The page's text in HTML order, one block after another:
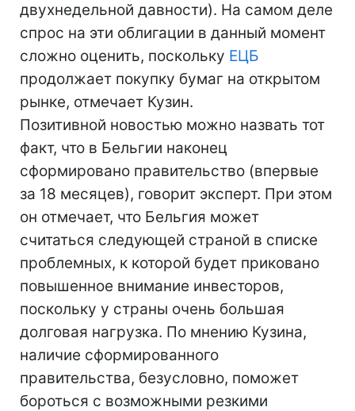
двухнедельной давности). На самом деле
спрос на эти облигации в данный момент
сложно оценить, поскольку ЕЦБ
продолжает покупку бумаг на открытом
рынке, отмечает Кузин.
Позитивной новостью можно назвать тот
факт, что в Бельгии наконец
сформировано правительство (впервые
за 18 месяцев), говорит эксперт. При этом
он отмечает, что Бельгия может
считаться следующей страной в списке
проблемных, к которой будет приковано
повышенное внимание инвесторов,
поскольку у страны очень большая
долговая нагрузка. По мнению Кузина,
наличие сформированного
правительства, безусловно, поможет
бороться с возможными резкими